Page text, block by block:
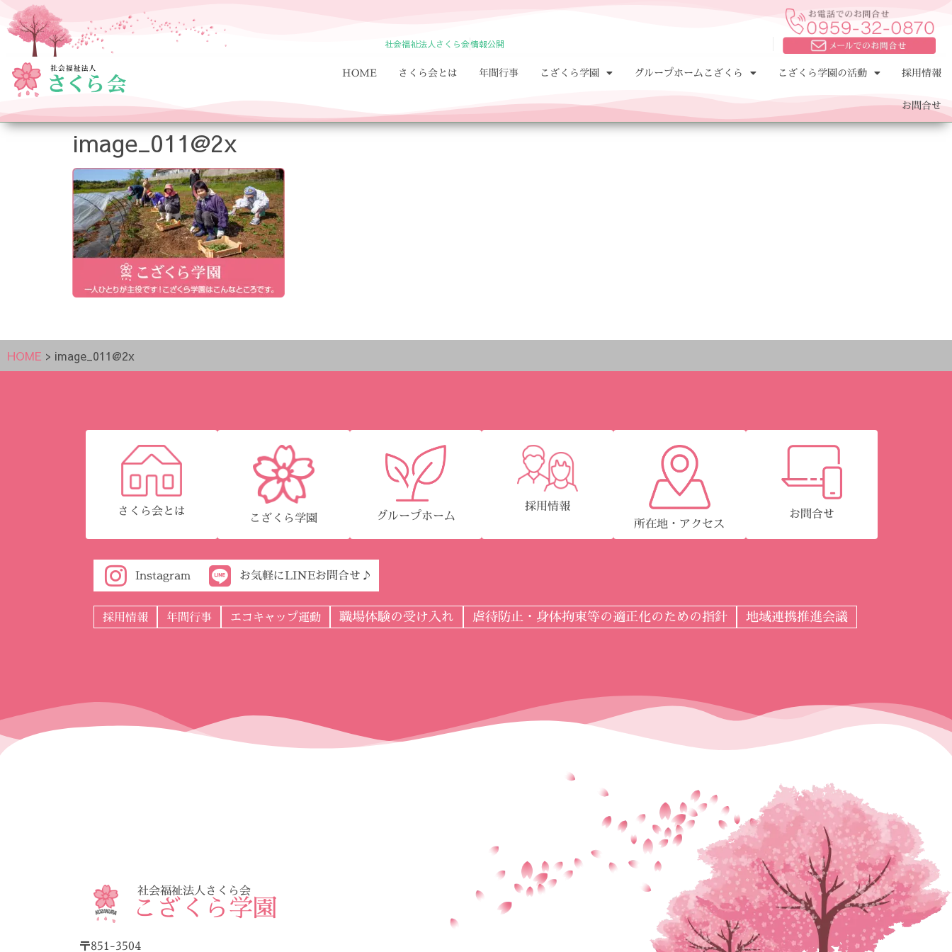
社会福祉法人さくら会情報公開
HOME さくら会とは 年間行事 こざくら学園 グループホームこざくら こざくら学園の活動 採用情報
お問合せ
image_011@2x
HOME > image_011@2x
さくら会とは こざくら学園 グループホーム
採用情報
所在地・アクセス
お問合せ
Instagram お気軽にLINEお問合せ♪
採用情報 年間行事 エコキャップ運動 職場体験の受け入れ 虐待防止・身体拘束等の適正化のための指針 地域連携推進会議
社会福祉法人さくら会
こざくら学園
〒851-3504